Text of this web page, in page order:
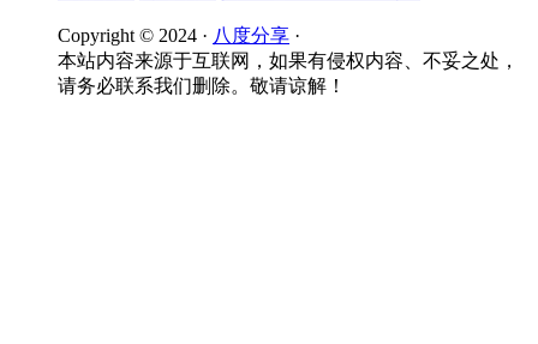
Copyright © 2024 · 八度分享 ·
本站内容来源于互联网，如果有侵权内容、不妥之处，
请务必联系我们删除。敬请谅解！